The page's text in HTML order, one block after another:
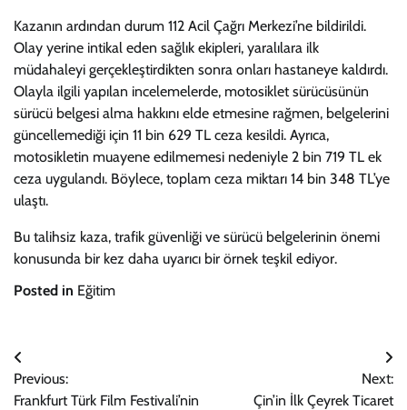
Kazanın ardından durum 112 Acil Çağrı Merkezi’ne bildirildi.
Olay yerine intikal eden sağlık ekipleri, yaralılara ilk
müdahaleyi gerçekleştirdikten sonra onları hastaneye kaldırdı.
Olayla ilgili yapılan incelemelerde, motosiklet sürücüsünün
sürücü belgesi alma hakkını elde etmesine rağmen, belgelerini
güncellemediği için 11 bin 629 TL ceza kesildi. Ayrıca,
motosikletin muayene edilmemesi nedeniyle 2 bin 719 TL ek
ceza uygulandı. Böylece, toplam ceza miktarı 14 bin 348 TL’ye
ulaştı.
Bu talihsiz kaza, trafik güvenliği ve sürücü belgelerinin önemi
konusunda bir kez daha uyarıcı bir örnek teşkil ediyor.
Posted in Eğitim
Yazı
gezinmesi
Previous:
Frankfurt Türk Film Festivali’nin
Next:
Çin’in İlk Çeyrek Ticaret